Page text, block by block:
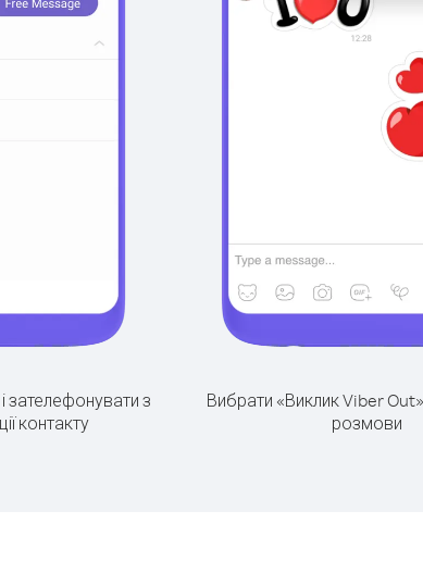
зателефонувати з
контакту
Вибрати «Виклик Viber
розмови